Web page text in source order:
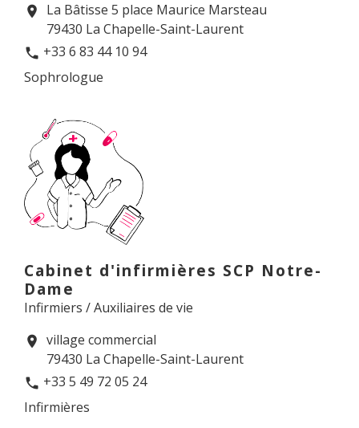
location_on
La Bâtisse 5 place Maurice Marsteau
79430 La Chapelle-Saint-Laurent
phone +33 6 83 44 10 94
Sophrologue
Cabinet d'infirmières SCP Notre-
Dame
Infirmiers / Auxiliaires de vie
location_on village commercial
79430 La Chapelle-Saint-Laurent
phone +33 5 49 72 05 24
Infirmières